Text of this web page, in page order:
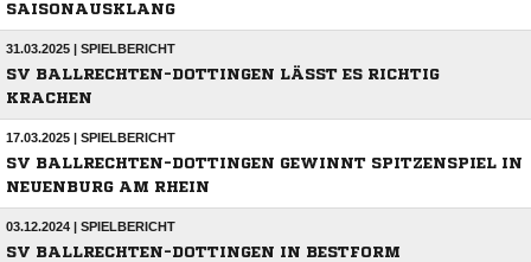
SAISONAUSKLANG
31.03.2025 | SPIELBERICHT
SV BALLRECHTEN-DOTTINGEN LÄSST ES RICHTIG
KRACHEN
17.03.2025 | SPIELBERICHT
SV BALLRECHTEN-DOTTINGEN GEWINNT SPITZENSPIEL IN
NEUENBURG AM RHEIN
03.12.2024 | SPIELBERICHT
SV BALLRECHTEN-DOTTINGEN IN BESTFORM